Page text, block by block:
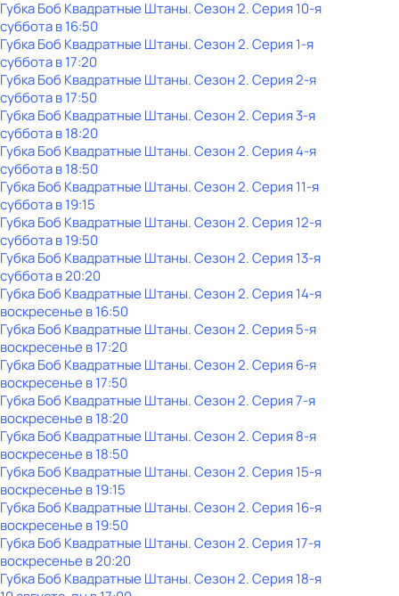
Губка Боб Квадратные Штаны. Сезон 2. Серия 10-я
субботав16:50
Губка Боб Квадратные Штаны. Сезон 2. Серия 1-я
субботав17:20
Губка Боб Квадратные Штаны. Сезон 2. Серия 2-я
субботав17:50
Губка Боб Квадратные Штаны. Сезон 2. Серия 3-я
субботав18:20
Губка Боб Квадратные Штаны. Сезон 2. Серия 4-я
субботав18:50
Губка Боб Квадратные Штаны. Сезон 2. Серия 11-я
субботав19:15
Губка Боб Квадратные Штаны. Сезон 2. Серия 12-я
субботав19:50
Губка Боб Квадратные Штаны. Сезон 2. Серия 13-я
субботав20:20
Губка Боб Квадратные Штаны. Сезон 2. Серия 14-я
воскресенье в16:50
Губка Боб Квадратные Штаны. Сезон 2. Серия 5-я
воскресенье в17:20
Губка Боб Квадратные Штаны. Сезон 2. Серия 6-я
воскресенье в17:50
Губка Боб Квадратные Штаны. Сезон 2. Серия 7-я
воскресенье в18:20
Губка Боб Квадратные Штаны. Сезон 2. Серия 8-я
воскресенье в18:50
Губка Боб Квадратные Штаны. Сезон 2. Серия 15-я
воскресенье в19:15
Губка Боб Квадратные Штаны. Сезон 2. Серия 16-я
воскресенье в19:50
Губка Боб Квадратные Штаны. Сезон 2. Серия 17-я
воскресенье в20:20
Губка Боб Квадратные Штаны. Сезон 2. Серия 18-я